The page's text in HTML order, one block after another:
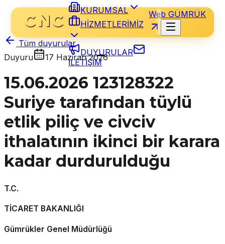
KURUMSAL
HİZMETLERİMİZ
DUYURULAR
İLETİŞİM
Web GÜMRÜK
Tüm duyurular
Duyuru
17 Haziran 2026
15.06.2026 123128322
Suriye tarafından tüylü
etlik piliç ve civciv
ithalatının ikinci bir karara
kadar durdurulduğu
T.C.
TİCARET BAKANLIĞI
Gümrükler Genel Müdürlüğü